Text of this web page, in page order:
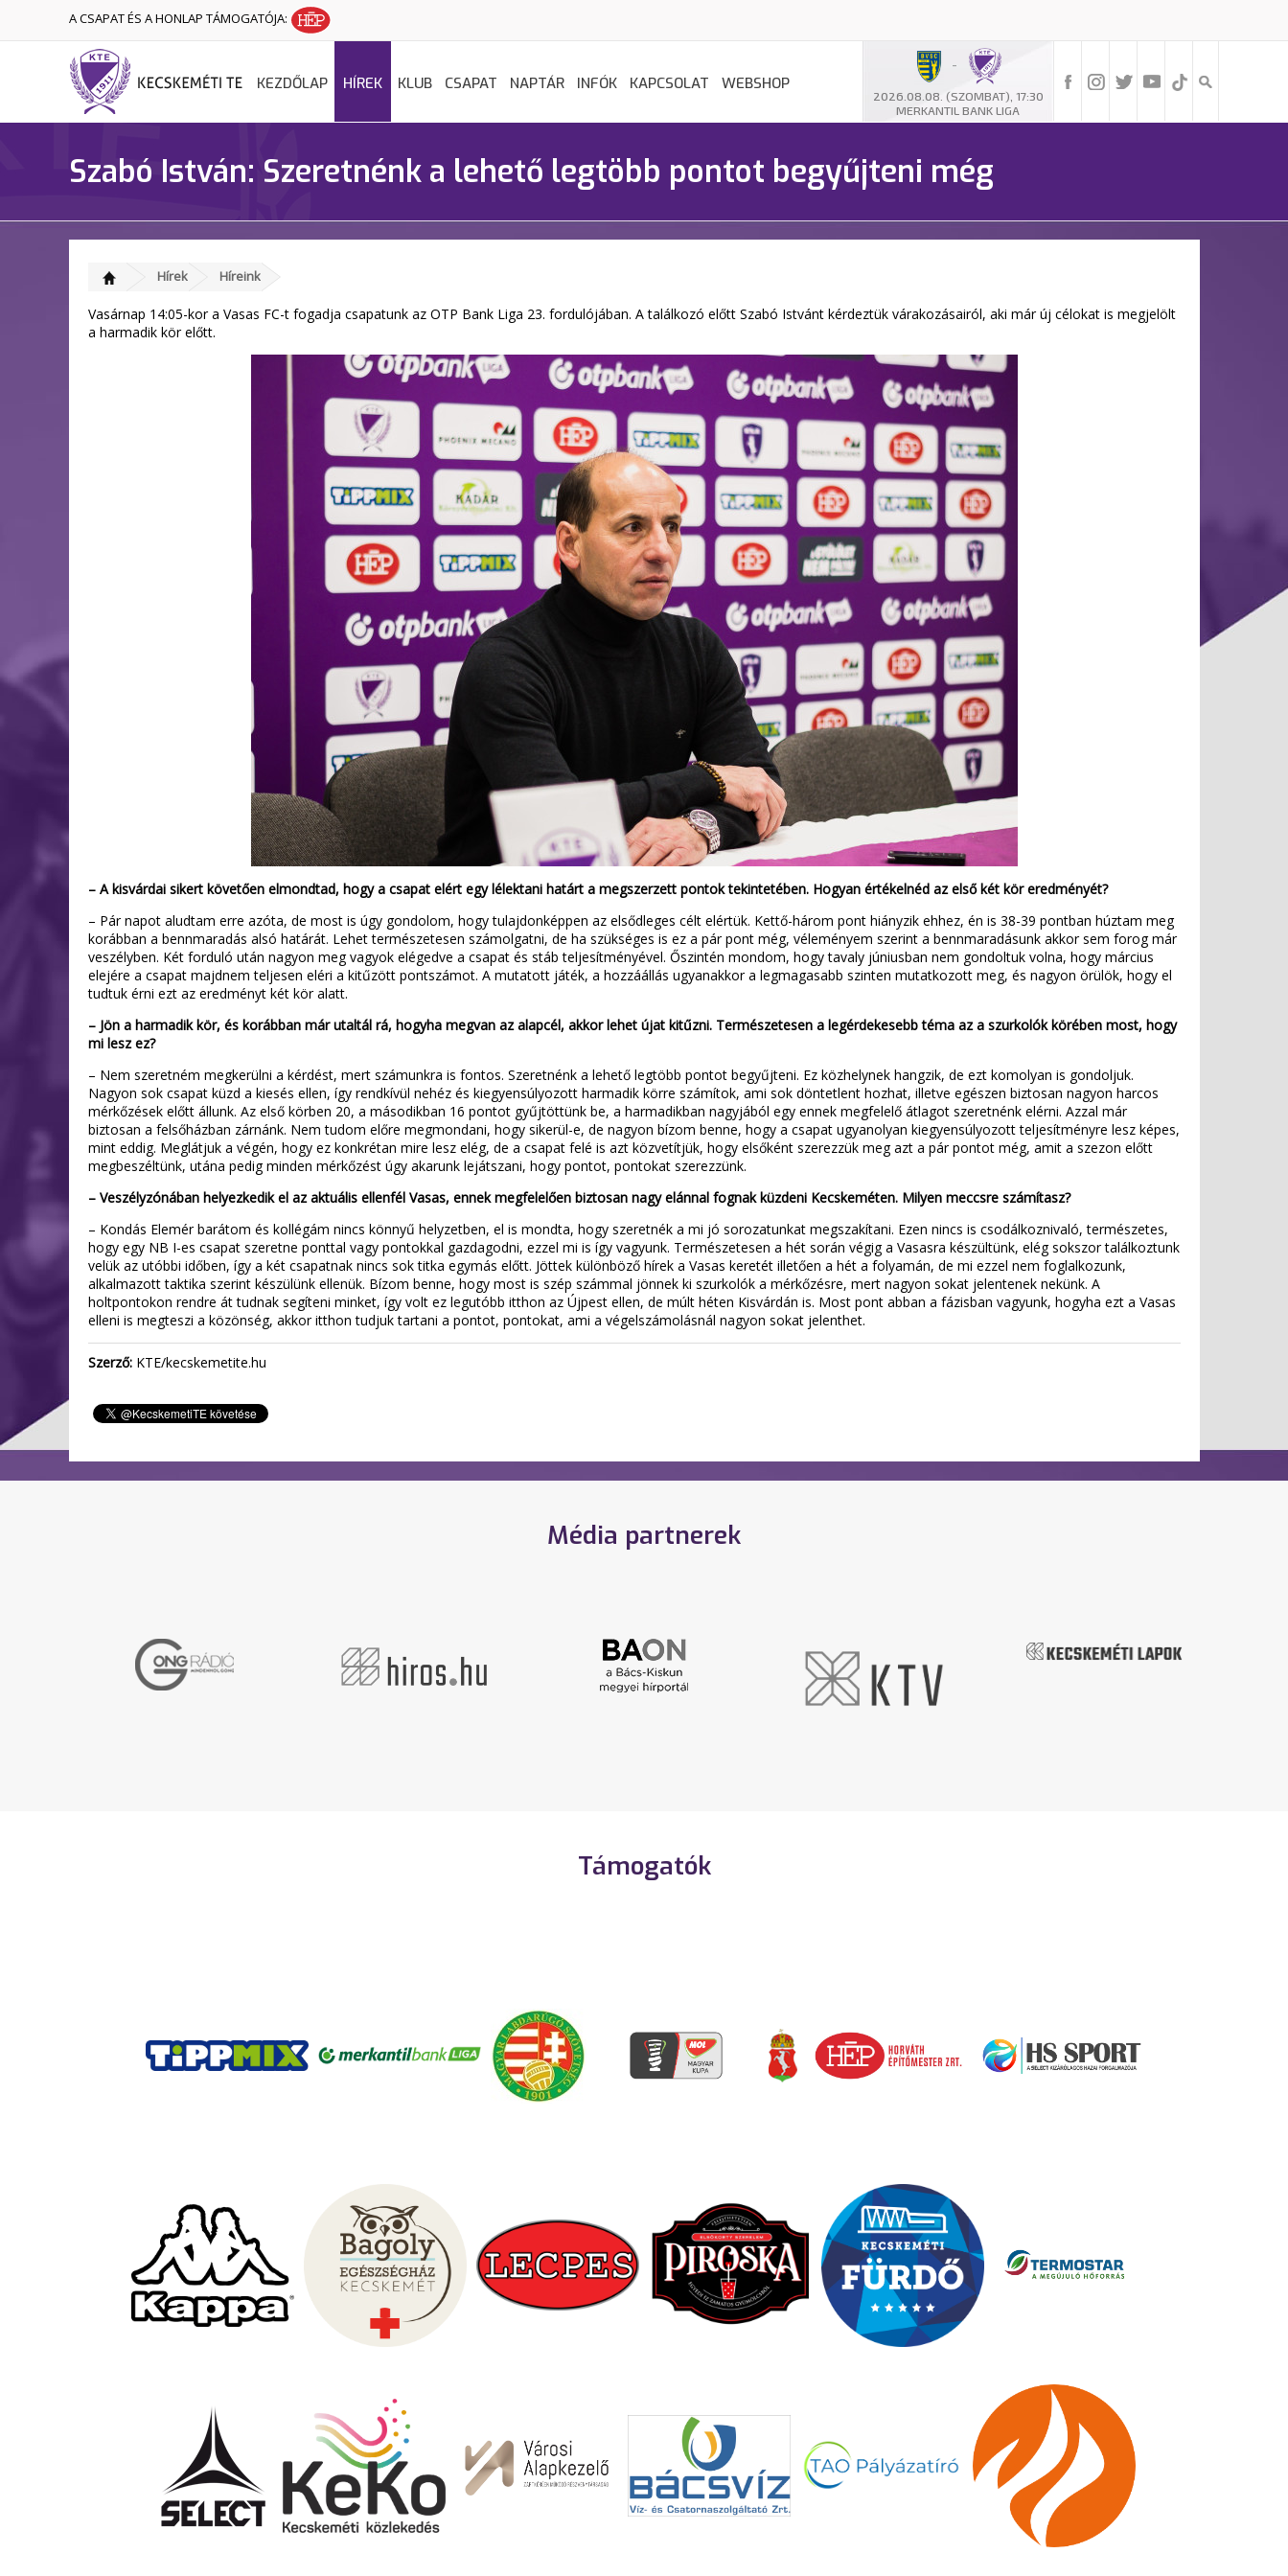
A CSAPAT ÉS A HONLAP TÁMOGATÓJA:
-
2026.08.08. (SZOMBAT), 17:30
MERKANTIL BANK LIGA
KEZDŐLAP HÍREK KLUB CSAPAT NAPTÁR INFÓK KAPCSOLAT WEBSHOP
Szabó István: Szeretnénk a lehető legtöbb pontot begyűjteni még
Hírek Híreink
Vasárnap 14:05-kor a Vasas FC-t fogadja csapatunk az OTP Bank Liga 23. fordulójában. A találkozó előtt Szabó Istvánt kérdeztük várakozásairól, aki már új célokat is megjelölt
a harmadik kör előtt.
– A kisvárdai sikert követően elmondtad, hogy a csapat elért egy lélektani határt a megszerzett pontok tekintetében. Hogyan értékelnéd az első két kör eredményét?
– Pár napot aludtam erre azóta, de most is úgy gondolom, hogy tulajdonképpen az elsődleges célt elértük. Kettő-három pont hiányzik ehhez, én is 38-39 pontban húztam meg
korábban a bennmaradás alsó határát. Lehet természetesen számolgatni, de ha szükséges is ez a pár pont még, véleményem szerint a bennmaradásunk akkor sem forog már
veszélyben. Két forduló után nagyon meg vagyok elégedve a csapat és stáb teljesítményével. Őszintén mondom, hogy tavaly júniusban nem gondoltuk volna, hogy március
elejére a csapat majdnem teljesen eléri a kitűzött pontszámot. A mutatott játék, a hozzáállás ugyanakkor a legmagasabb szinten mutatkozott meg, és nagyon örülök, hogy el
tudtuk érni ezt az eredményt két kör alatt.
– Jön a harmadik kör, és korábban már utaltál rá, hogyha megvan az alapcél, akkor lehet újat kitűzni. Természetesen a legérdekesebb téma az a szurkolók körében most, hogy
mi lesz ez?
– Nem szeretném megkerülni a kérdést, mert számunkra is fontos. Szeretnénk a lehető legtöbb pontot begyűjteni. Ez közhelynek hangzik, de ezt komolyan is gondoljuk.
Nagyon sok csapat küzd a kiesés ellen, így rendkívül nehéz és kiegyensúlyozott harmadik körre számítok, ami sok döntetlent hozhat, illetve egészen biztosan nagyon harcos
mérkőzések előtt állunk. Az első körben 20, a másodikban 16 pontot gyűjtöttünk be, a harmadikban nagyjából egy ennek megfelelő átlagot szeretnénk elérni. Azzal már
biztosan a felsőházban zárnánk. Nem tudom előre megmondani, hogy sikerül-e, de nagyon bízom benne, hogy a csapat ugyanolyan kiegyensúlyozott teljesítményre lesz képes,
mint eddig. Meglátjuk a végén, hogy ez konkrétan mire lesz elég, de a csapat felé is azt közvetítjük, hogy elsőként szerezzük meg azt a pár pontot még, amit a szezon előtt
megbeszéltünk, utána pedig minden mérkőzést úgy akarunk lejátszani, hogy pontot, pontokat szerezzünk.
– Veszélyzónában helyezkedik el az aktuális ellenfél Vasas, ennek megfelelően biztosan nagy elánnal fognak küzdeni Kecskeméten. Milyen meccsre számítasz?
– Kondás Elemér barátom és kollégám nincs könnyű helyzetben, el is mondta, hogy szeretnék a mi jó sorozatunkat megszakítani. Ezen nincs is csodálkoznivaló, természetes,
hogy egy NB I-es csapat szeretne ponttal vagy pontokkal gazdagodni, ezzel mi is így vagyunk. Természetesen a hét során végig a Vasasra készültünk, elég sokszor találkoztunk
velük az utóbbi időben, így a két csapatnak nincs sok titka egymás előtt. Jöttek különböző hírek a Vasas keretét illetően a hét a folyamán, de mi ezzel nem foglalkozunk,
alkalmazott taktika szerint készülünk ellenük. Bízom benne, hogy most is szép számmal jönnek ki szurkolók a mérkőzésre, mert nagyon sokat jelentenek nekünk. A
holtpontokon rendre át tudnak segíteni minket, így volt ez legutóbb itthon az Újpest ellen, de múlt héten Kisvárdán is. Most pont abban a fázisban vagyunk, hogyha ezt a Vasas
elleni is megteszi a közönség, akkor itthon tudjuk tartani a pontot, pontokat, ami a végelszámolásnál nagyon sokat jelenthet.
Szerző: KTE/kecskemetite.hu
Média partnerek
Támogatók